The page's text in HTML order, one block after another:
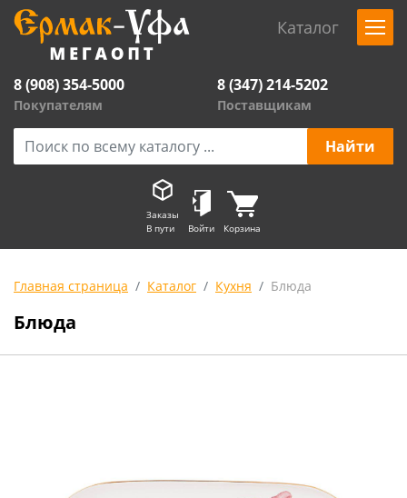
Каталог
8 (908) 354-5000
Покупателям
8 (347) 214-5202
Поставщикам
Заказы
В пути
Войти Корзина
Главная страница Каталог Кухня Блюда
Блюда